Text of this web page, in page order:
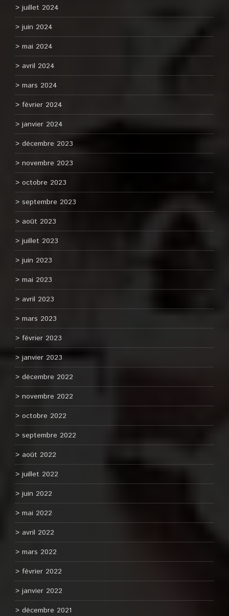
juillet 2024
juin 2024
mai 2024
avril 2024
mars 2024
février 2024
janvier 2024
décembre 2023
novembre 2023
octobre 2023
septembre 2023
août 2023
juillet 2023
juin 2023
mai 2023
avril 2023
mars 2023
février 2023
janvier 2023
décembre 2022
novembre 2022
octobre 2022
septembre 2022
août 2022
juillet 2022
juin 2022
mai 2022
avril 2022
mars 2022
février 2022
janvier 2022
décembre 2021